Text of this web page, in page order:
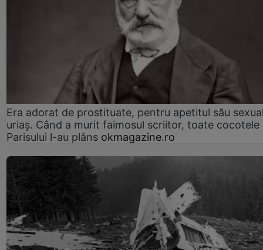
Era adorat de prostituate, pentru apetitul său
uriaș. Când a murit faimosul scriitor, toate cocotele
Parisului l-au plâns okmagazine.ro